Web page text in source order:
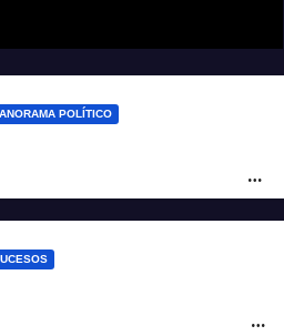
POLÍTICO
la Ley de Manejo del